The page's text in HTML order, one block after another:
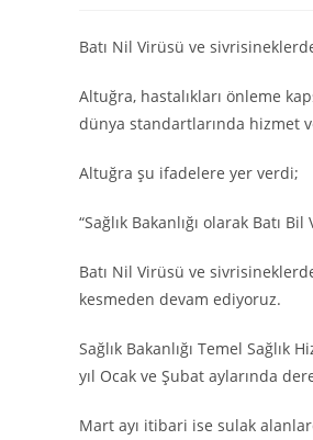
Batı Nil Virüsü ve
Altuğra, hastalıkları önleme
dünya standartlarında hizmet
Altuğra şu ifadelere yer verdi;
“Sağlık Bakanlığı olarak Batı
Batı Nil Virüsü ve
kesmeden devam ediyoruz.
Sağlık Bakanlığı Temel
yıl Ocak ve Şubat aylarında
Mart ayı itibari ise sulak